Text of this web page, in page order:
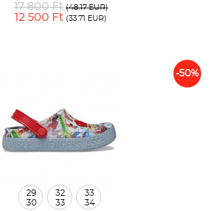
17 800 Ft (48.17 EUR)
12 500 Ft (33.71 EUR)
-50%
29
30
32
33
33
34